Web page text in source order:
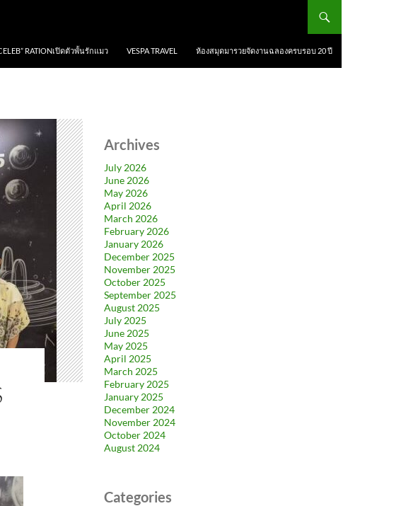
RATIONเปิดตัวพั้นรักแมว VESPA TRAVEL ห้องสมุดมารวยจัดงานฉลองครบรอบ 20 ปี
Archives
July 2026
June 2026
May 2026
April 2026
March 2026
February 2026
January 2026
December 2025
November 2025
October 2025
September 2025
August 2025
July 2025
June 2025
May 2025
April 2025
March 2025
February 2025
January 2025
December 2024
November 2024
October 2024
August 2024
Categories